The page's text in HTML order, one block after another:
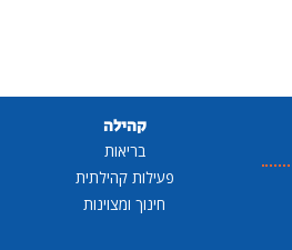
קהילה
בריאות
פעילות קהילתית
חינוך ומצוינות